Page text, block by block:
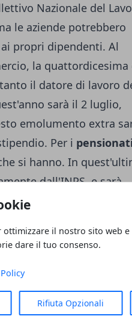
il nostro sito web
dare il tuo consenso.
Rifiuta Opzionali
Nazionale del
le aziende potrebbero
propri dipendenti. Al
la quattordicesima
il datore di lavoro
sarà il 2 luglio,
emolumento extra
Per i pensionati
si hanno. In
dall'INPS, e sarà
mensilità rimane lo
contratto nazionale di
l'importo della 14° è
arriva, come ogni